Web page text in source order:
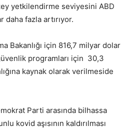
yetkilendirme seviyesini ABD
daha fazla artırıyor.
Bakanlığı için 816,7 milyar dolar
programları için 30,3
kaynak olarak verilmeside
Parti arasında bilhassa
kovid aşısının kaldırılması